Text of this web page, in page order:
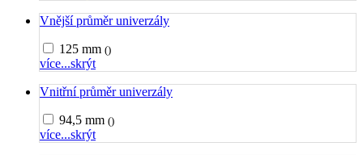
Vnější průměr univerzály
125 mm ()
více...skrýt
Vnitřní průměr univerzály
94,5 mm ()
více...skrýt